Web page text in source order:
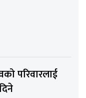
परिवारलाई